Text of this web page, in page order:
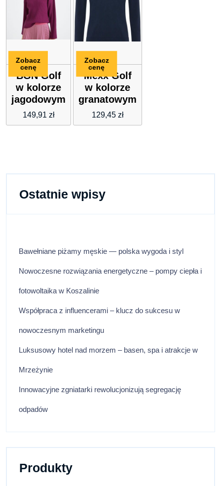
BGN Golf
w kolorze
jagodowym
149,91 zł
Zobacz
cenę
Mexx Golf
w kolorze
granatowym
129,45 zł
Zobacz
cenę
Ostatnie wpisy
Bawełniane piżamy męskie — polska wygoda i styl
Nowoczesne rozwiązania energetyczne – pompy ciepła i
fotowoltaika w Koszalinie
Współpraca z influencerami – klucz do sukcesu w
nowoczesnym marketingu
Luksusowy hotel nad morzem – basen, spa i atrakcje w
Mrzeżynie
Innowacyjne zgniatarki rewolucjonizują segregację
odpadów
Produkty